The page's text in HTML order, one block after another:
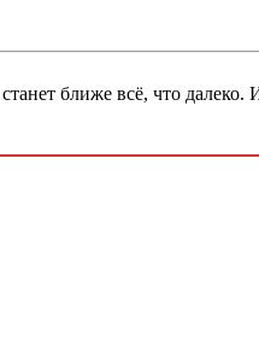
ближе всё, что далеко. И